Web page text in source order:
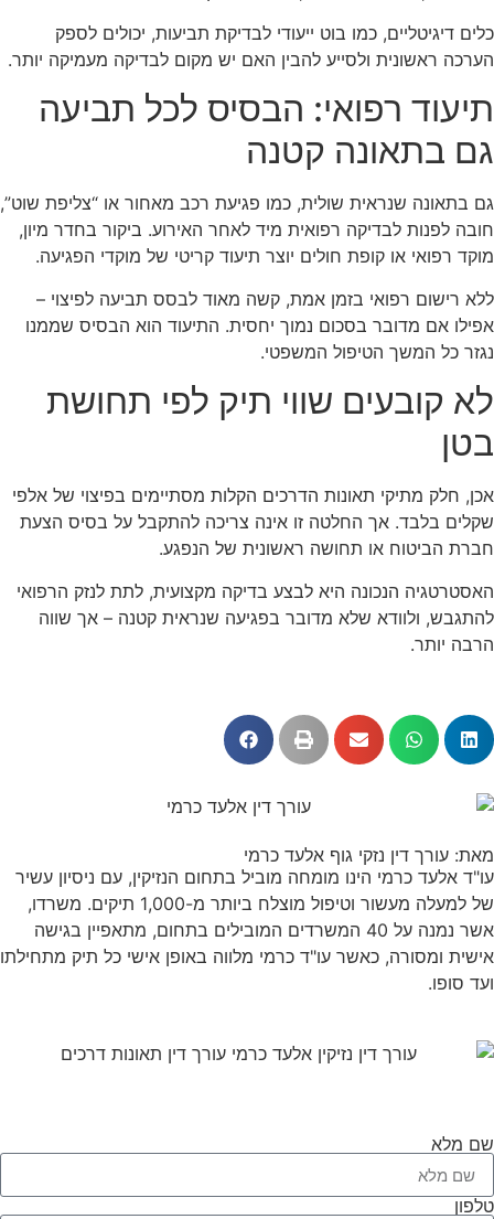
כלים דיגיטליים, כמו בוט ייעודי לבדיקת תביעות, יכולים לספק
הערכה ראשונית ולסייע להבין האם יש מקום לבדיקה מעמיקה יותר.
תיעוד רפואי: הבסיס לכל תביעה
גם בתאונה קטנה
גם בתאונה שנראית שולית, כמו פגיעת רכב מאחור או “צליפת שוט”,
חובה לפנות לבדיקה רפואית מיד לאחר האירוע. ביקור בחדר מיון,
מוקד רפואי או קופת חולים יוצר תיעוד קריטי של מוקדי הפגיעה.
ללא רישום רפואי בזמן אמת, קשה מאוד לבסס תביעה לפיצוי –
אפילו אם מדובר בסכום נמוך יחסית. התיעוד הוא הבסיס שממנו
נגזר כל המשך הטיפול המשפטי.
לא קובעים שווי תיק לפי תחושת
בטן
אכן, חלק מתיקי תאונות הדרכים הקלות מסתיימים בפיצוי של אלפי
שקלים בלבד. אך החלטה זו אינה צריכה להתקבל על בסיס הצעת
חברת הביטוח או תחושה ראשונית של הנפגע.
האסטרטגיה הנכונה היא לבצע בדיקה מקצועית, לתת לנזק הרפואי
להתגבש, ולוודא שלא מדובר בפגיעה שנראית קטנה – אך שווה
הרבה יותר.
מאת: עורך דין נזקי גוף אלעד כרמי
עו"ד אלעד כרמי הינו מומחה מוביל בתחום הנזיקין, עם ניסיון עשיר
של למעלה מעשור וטיפול מוצלח ביותר מ-1,000 תיקים. משרדו,
אשר נמנה על 40 המשרדים המובילים בתחום, מתאפיין בגישה
אישית ומסורה, כאשר עו"ד כרמי מלווה באופן אישי כל תיק מתחילתו
ועד סופו.
שם מלא
טלפון